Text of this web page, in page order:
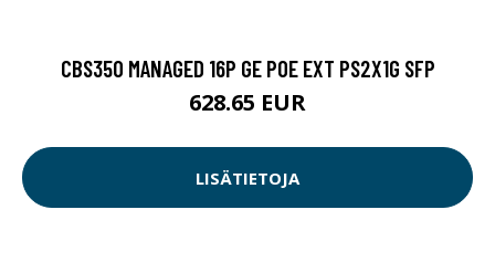
CBS350 MANAGED 16P GE POE EXT PS2X1G SFP
628.65 EUR
LISÄTIETOJA